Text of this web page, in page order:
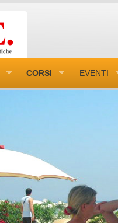
CORSI EVENTI